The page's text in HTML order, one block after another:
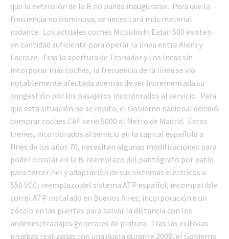
que la extensión de la B no pueda inaugurarse. Para que la
frecuencia no disminuya, se necesitará más material
rodante. Los actuales coches Mitsubishi Eidan 500 existen
en cantidad suficiente para operar la línea entre Alem y
Lacroze. Tras la apertura de Tronador y Los Incas sin
incorporar más coches, la frecuencia de la línea se vio
notablemente afectada además de ver incrementada su
congestión por los pasajeros incorporados al servicio. Para
que esta situación no se repita, el Gobierno nacional decidió
comprar coches CAF serie 5000 al Metro de Madrid. Estos
trenes, incorporados al servicio en la capital española a
fines de los años 70, necesitan algunas modificaciones para
poder circular en la B: reemplazo del pantógrafo por patín
para tercer riel y adaptación de sus sistemas eléctricos a
550 VCC; reemplazo del sistema ATP español, incompatible
con el ATP instalado en Buenos Aires; incorporación e un
zócalo en las puertas para salvar la distancia con los
andenes; trabajos generales de pintura. Tras las exitosas
pruebas realizadas con una dupla durante 2008, el Gobierno